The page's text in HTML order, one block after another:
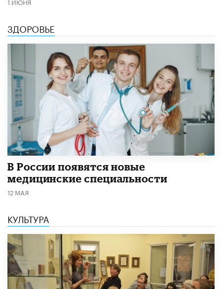
ЗДОРОВЬЕ
В России появятся новые
медицинские специальности
12 МАЯ
КУЛЬТУРА